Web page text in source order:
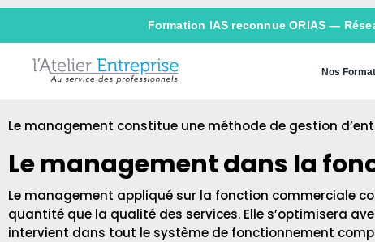
Formation IAS reconnue ORIAS —
Nos
Le management constitue une méthode de gestion
Le management dans la
Le management appliqué sur la fonction commerciale
quantité que la qualité des services. Elle s’optimisera
intervient dans tout le système de fonctionnement